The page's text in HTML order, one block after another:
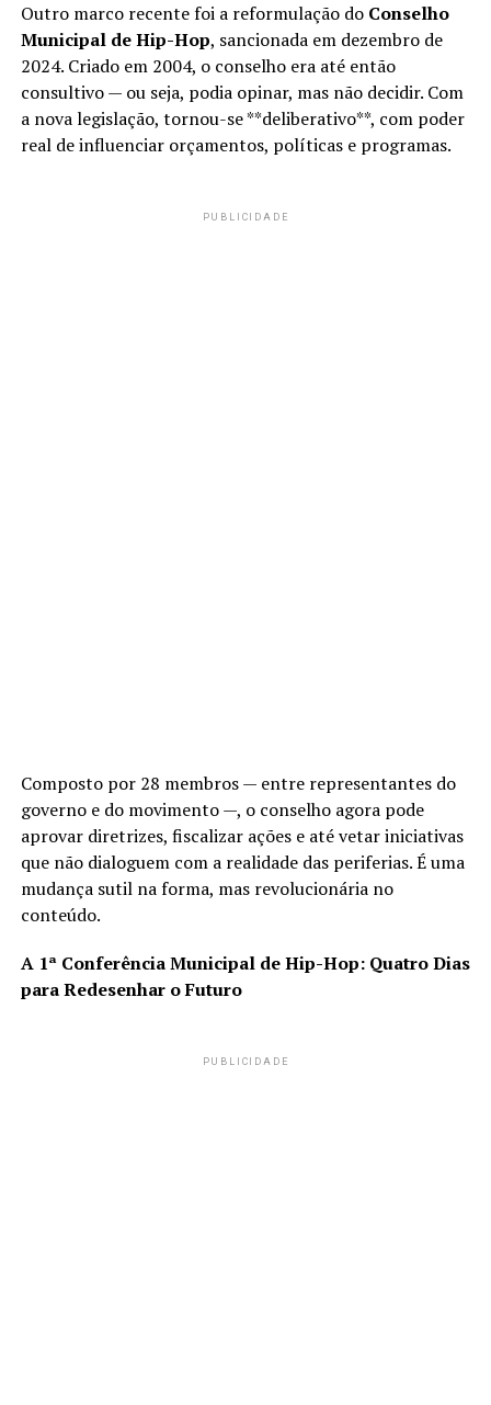
Outro marco recente foi a reformulação do Conselho
Municipal de Hip-Hop, sancionada em dezembro de
2024. Criado em 2004, o conselho era até então
consultivo — ou seja, podia opinar, mas não decidir. Com
a nova legislação, tornou-se **deliberativo**, com poder
real de influenciar orçamentos, políticas e programas.
PUBLICIDADE
Composto por 28 membros — entre representantes do
governo e do movimento —, o conselho agora pode
aprovar diretrizes, fiscalizar ações e até vetar iniciativas
que não dialoguem com a realidade das periferias. É uma
mudança sutil na forma, mas revolucionária no
conteúdo.
A 1ª Conferência Municipal de Hip-Hop: Quatro Dias
para Redesenhar o Futuro
PUBLICIDADE